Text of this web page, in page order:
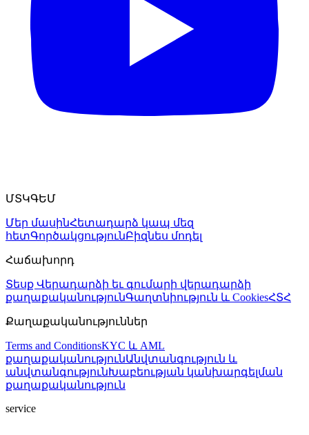
ՄՏԿԳԵՄ
Մեր մասինՀետադարձ կապ մեզ
հետԳործակցությունԲիզնես մոդել
Հաճախորդ
Տեսք Վերադարձի եւ գումարի վերադարձի
քաղաքականությունԳաղտնիություն և CookiesՀՏՀ
Քաղաքականություններ
Terms and ConditionsKYC և AML
քաղաքականությունԱնվտանգություն և
անվտանգությունԽաբեության կանխարգելման
քաղաքականություն
service